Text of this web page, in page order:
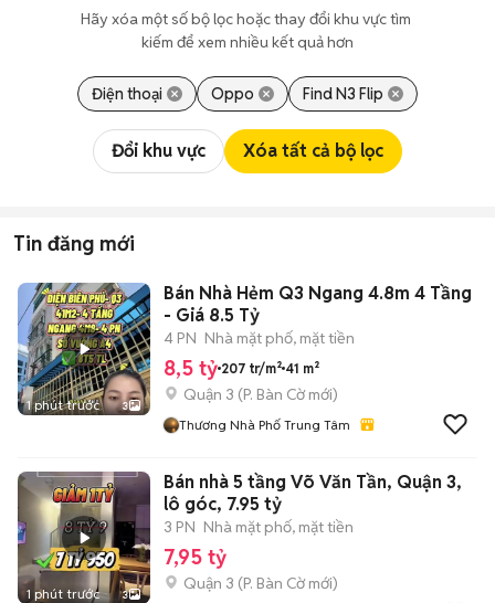
Hãy xóa một số bộ lọc hoặc thay đổi khu vực tìm
kiếm để xem nhiều kết quả hơn
Điện thoại Oppo Find N3 Flip
Đổi khu vực Xóa tất cả bộ lọc
Tin đăng mới
1 phút trước 3
Bán Nhà Hẻm Q3 Ngang 4.8m 4 Tầng
- Giá 8.5 Tỷ
4 PN Nhà mặt phố, mặt tiền
8,5 tỷ 207 tr/m² 41 m²
Quận 3 (P. Bàn Cờmới)
Thương Nhà Phố Trung Tâm
1 phút trước 3
Bán nhà 5 tầng Võ Văn Tần, Quận 3,
lô góc, 7.95 tỷ
3 PN Nhà mặt phố, mặt tiền
7,95 tỷ
Quận 3 (P. Bàn Cờmới)